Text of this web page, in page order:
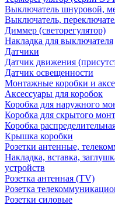
Выключатель шнуровой,
Выключатель,
Диммер (светорегулятор)
Накладка для выключателя
Датчики
Датчик движения
Датчик освещенности
Монтажные коробки и
Аксессуары для коробок
Коробка для наружного
Коробка для скрытого
Коробка
Крышка коробки
Розетки антенные,
Накладка, вставка,
устройств
Розетка антенная (TV)
Розетка
Розетки силовые